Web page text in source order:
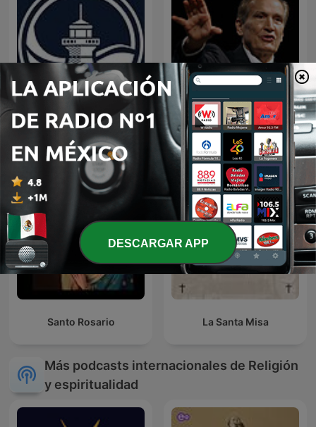
Predicaciones Cristianas
EL AMOR QUE VALE on
Oneplace.com
Santo Rosario La Santa Misa
Más podcasts internacionales de Religión
y espiritualidad
DESCARGAR APP